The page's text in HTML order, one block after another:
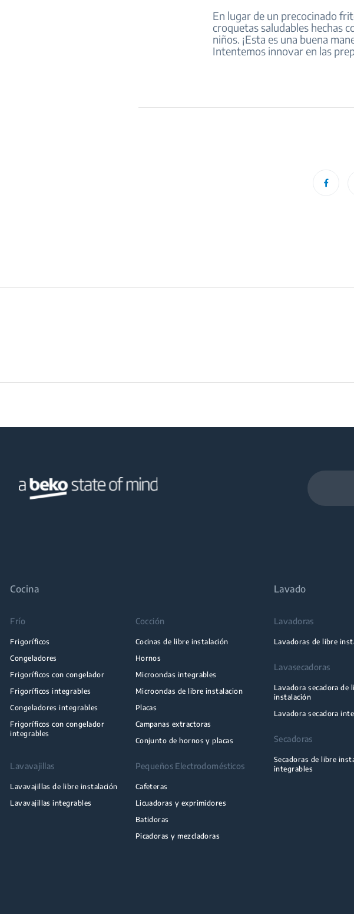
En lugar de un precocinado
croquetas saludables hechas
niños. ¡Esta es una buena
Intentemos innovar en las
Cocina
Frío
Frigoríficos
Congeladores
Frigoríficos con congelador
Frigoríficos integrables
Congeladores integrables
Frigoríficos con congelador
integrables
Cocción
Cocinas de libre instalación
Hornos
Microondas integrables
Microondas de libre instalacion
Placas
Campanas extractoras
Conjunto de hornos y placas
Lavavajillas
Lavavajillas de libre instalación
Lavavajillas integrables
Pequeños Electrodomésticos
Cafeteras
Licuadoras y exprimidores
Batidoras
Picadoras y mezcladoras
Lavado
Lavadoras
Lavadoras de libre
Lavasecadoras
Lavadora secadora de
instalación
Lavadora secadora
Secadoras
Secadoras de libre
integrables